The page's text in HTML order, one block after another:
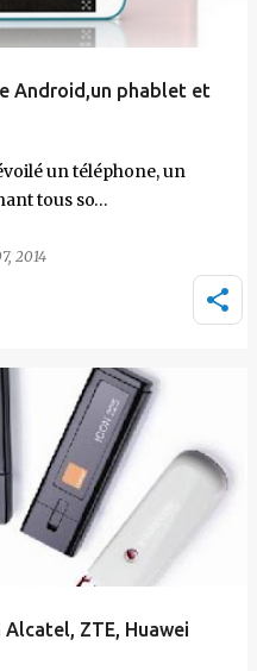
Android,un phablet et
un téléphone, un
tous so…
2014
ZTE, Huawei